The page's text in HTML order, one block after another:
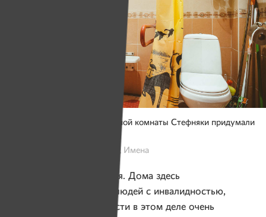
Идеальное решение для ванной комнаты Стефняки придумали
Фото: Александр Васюкович, Имена
— Беларусь — не Швеция. Дома здесь
не приспособлены для людей с инвалидностью,
а уровень образованности в этом деле очень